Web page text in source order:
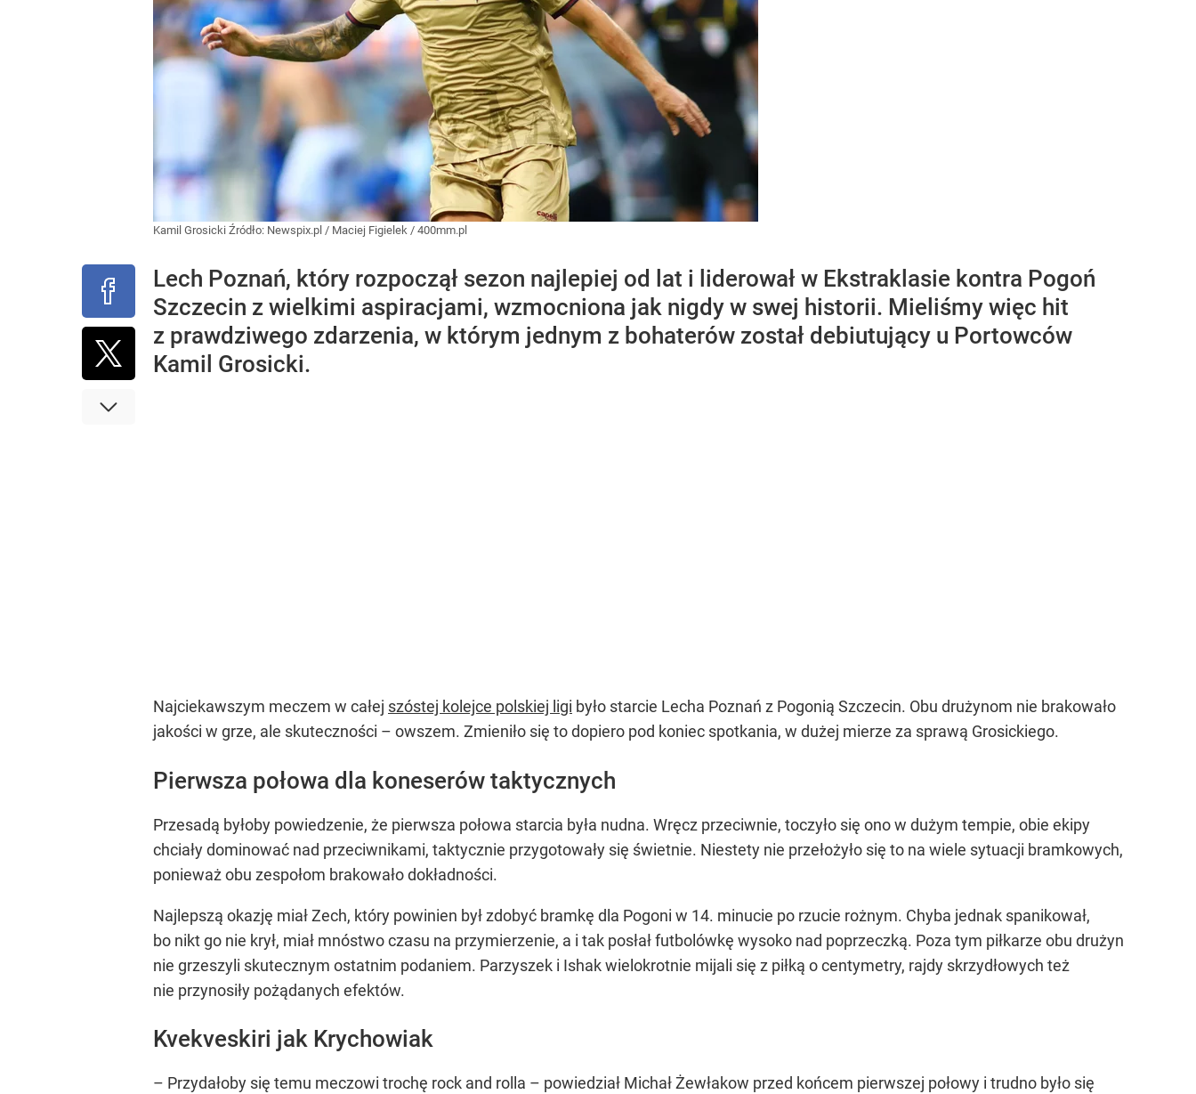
Kamil Grosicki Źródło: Newspix.pl / Maciej Figielek / 400mm.pl
Lech Poznań, który rozpoczął sezon najlepiej od lat i liderował w Ekstraklasie kontra Pogoń
Szczecin z wielkimi aspiracjami, wzmocniona jak nigdy w swej historii. Mieliśmy więc hit
z prawdziwego zdarzenia, w którym jednym z bohaterów został debiutujący u Portowców
Kamil Grosicki.
Najciekawszym meczem w całej szóstej kolejce polskiej ligi było starcie Lecha Poznań z Pogonią Szczecin. Obu drużynom nie brakowało
jakości w grze, ale skuteczności – owszem. Zmieniło się to dopiero pod koniec spotkania, w dużej mierze za sprawą Grosickiego.
Pierwsza połowa dla koneserów taktycznych
Przesadą byłoby powiedzenie, że pierwsza połowa starcia była nudna. Wręcz przeciwnie, toczyło się ono w dużym tempie, obie ekipy
chciały dominować nad przeciwnikami, taktycznie przygotowały się świetnie. Niestety nie przełożyło się to na wiele sytuacji bramkowych,
ponieważ obu zespołom brakowało dokładności.
Najlepszą okazję miał Zech, który powinien był zdobyć bramkę dla Pogoni w 14. minucie po rzucie rożnym. Chyba jednak spanikował,
bo nikt go nie krył, miał mnóstwo czasu na przymierzenie, a i tak posłał futbolówkę wysoko nad poprzeczką. Poza tym piłkarze obu drużyn
nie grzeszyli skutecznym ostatnim podaniem. Parzyszek i Ishak wielokrotnie mijali się z piłką o centymetry, rajdy skrzydłowych też
nie przynosiły pożądanych efektów.
Kvekveskiri jak Krychowiak
– Przydałoby się temu meczowi trochę rock and rolla – powiedział Michał Żewłakow przed końcem pierwszej połowy i trudno było się